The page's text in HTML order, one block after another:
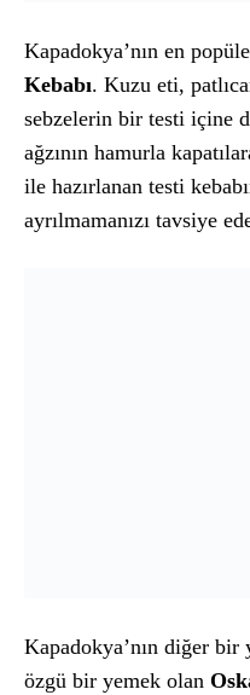
Kapadokya’nın en
Kebabı. Kuzu eti,
sebzelerin bir testi içine
ağzının hamurla
ile hazırlanan testi
ayrılmamanızı tavsiye
Kapadokya’nın diğer bir
özgü bir yemek olan